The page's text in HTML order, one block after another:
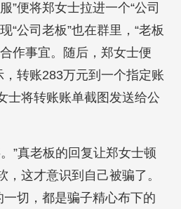
”便将郑女士拉进一个“公司
“公司老板”也在群里，“老板
作事宜。随后，郑女士便
，转账283万元到一个指定账
士将转账账单截图发送给公
”真老板的回复让郑女士顿
，这才意识到自己被骗了。
一切，都是骗子精心布下的